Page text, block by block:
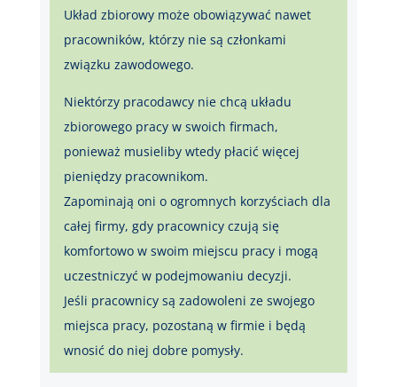
Układ zbiorowy może obowiązywać nawet
pracowników, którzy nie są członkami
związku zawodowego.
Niektórzy pracodawcy nie chcą układu
zbiorowego pracy w swoich firmach,
ponieważ musieliby wtedy płacić więcej
pieniędzy pracownikom.
Zapominają oni o ogromnych korzyściach dla
całej firmy, gdy pracownicy czują się
komfortowo w swoim miejscu pracy i mogą
uczestniczyć w podejmowaniu decyzji.
Jeśli pracownicy są zadowoleni ze swojego
miejsca pracy, pozostaną w firmie i będą
wnosić do niej dobre pomysły.